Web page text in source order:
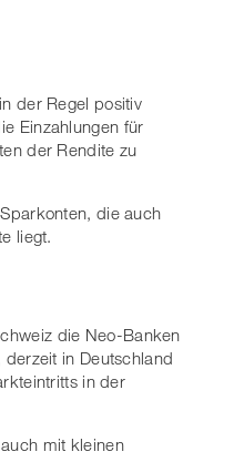
der Regel positiv
Einzahlungen für
der Rendite zu
die auch
liegt.
die Neo-Banken
in Deutschland
in der
mit kleinen